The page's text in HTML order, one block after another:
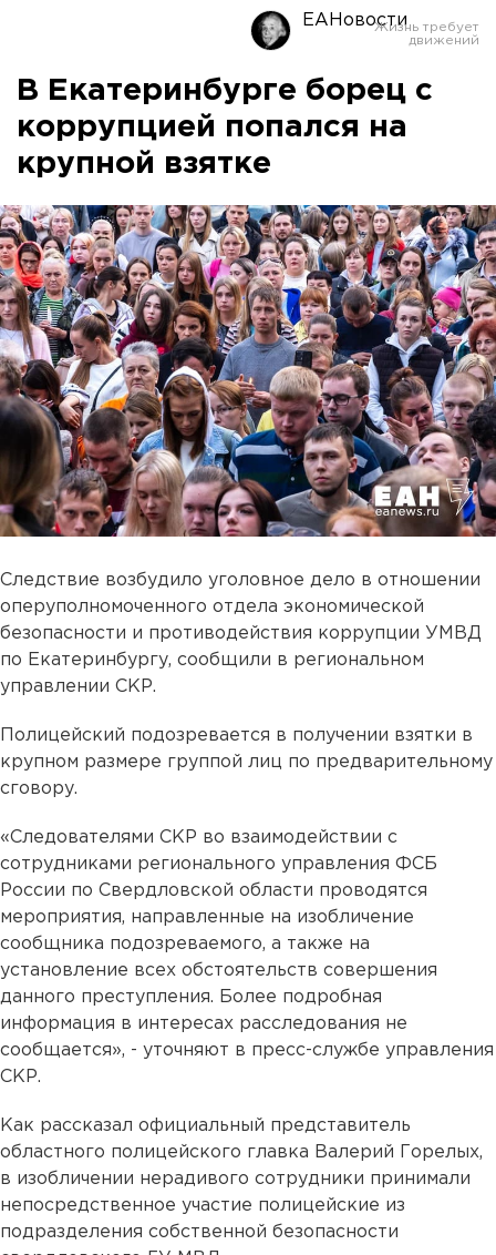
ЕАНовости
В Екатеринбурге борец с
коррупцией попался на
крупной взятке
Следствие возбудило уголовное дело в отношении
оперуполномоченного отдела экономической
безопасности и противодействия коррупции УМВД
по Екатеринбургу, сообщили в региональном
управлении СКР.
Полицейский подозревается в получении взятки в
крупном размере группой лиц по предварительному
сговору.
«Следователями СКР во взаимодействии с
сотрудниками регионального управления ФСБ
России по Свердловской области проводятся
мероприятия, направленные на изобличение
сообщника подозреваемого, а также на
установление всех обстоятельств совершения
данного преступления. Более подробная
информация в интересах расследования не
сообщается», - уточняют в пресс-службе управления
СКР.
Как рассказал официальный представитель
областного полицейского главка Валерий Горелых,
в изобличении нерадивого сотрудники принимали
непосредственное участие полицейские из
подразделения собственной безопасности